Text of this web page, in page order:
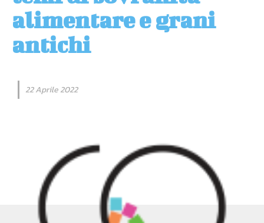
alimentare e grani
antichi
22 Aprile 2022